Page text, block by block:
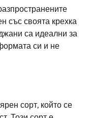
със своята крехка
са идеални за
си и не
сорт, който се